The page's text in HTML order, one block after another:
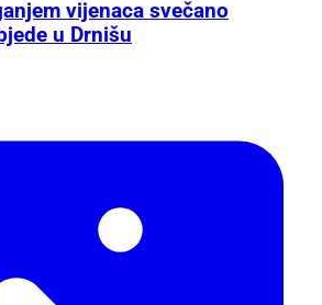
vijenaca svečano
u Drnišu